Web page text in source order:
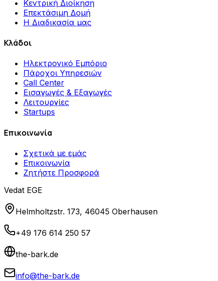
Κεντρική Διοίκηση
Επεκτάσιμη Δομή
Η Διαδικασία μας
Κλάδοι
Ηλεκτρονικό Εμπόριο
Πάροχοι Υπηρεσιών
Call Center
Εισαγωγές & Εξαγωγές
Λειτουργίες
Startups
Επικοινωνία
Σχετικά με εμάς
Επικοινωνία
Ζητήστε Προσφορά
Vedat EGE
Helmholtzstr. 173, 46045 Oberhausen
+49 176 614 250 57
the-bark.de
info@the-bark.de